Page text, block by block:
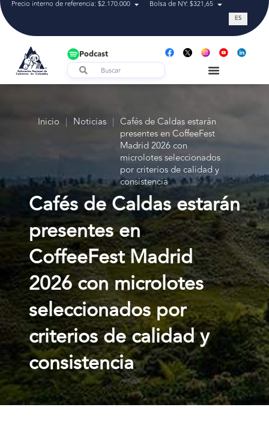
Precio interno de referencia: $2.170.000 Bolsa de NY: $321,65 Tasa de
ES
Podcast
Inicio | Noticias | Cafés de Caldas estarán
presentes en CoffeeFest
Madrid 2026 con
microlotes seleccionados
por criterios de calidad y
consistencia
Cafés de Caldas estarán
presentes en
CoffeeFest Madrid
2026 con microlotes
seleccionados por
criterios de calidad y
consistencia